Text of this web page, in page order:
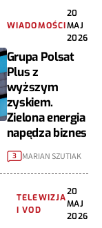
WIADOMOŚCI
20
MAJ
2026
Grupa Polsat
Plus z
wyższym
zyskiem.
Zielona energia
napędza biznes
3 MARIAN SZUTIAK
TELEWIZJA
I VOD
20
MAJ
2026